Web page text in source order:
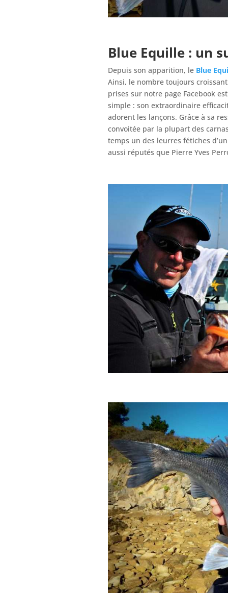
Blue Equille : un
Depuis son apparition, le Blue
Ainsi, le nombre toujours
prises sur notre page Facebook
simple : son extraordinaire
adorent les lançons. Grâce à sa
convoitée par la plupart des
temps un des leurres fétiches
aussi réputés que Pierre Yves